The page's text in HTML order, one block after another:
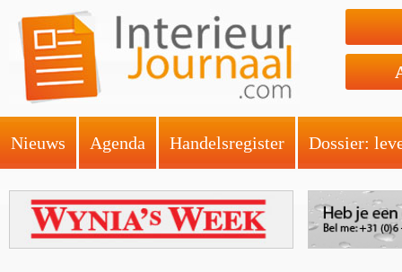
Nieuws Agenda Handelsregister Dossier: